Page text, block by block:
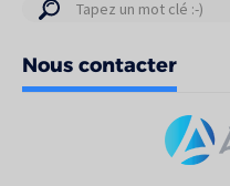
Résultats
votre
recherche
Nous contacter